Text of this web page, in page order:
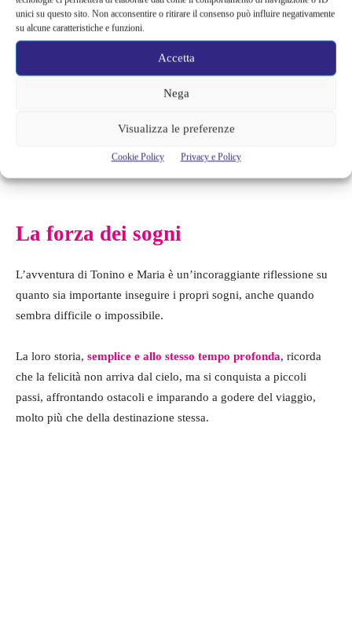
unici su questo sito. Non acconsentire o ritirare il consenso può influire negativamente
su alcune caratteristiche e funzioni.
Accetta
Nega
Visualizza le preferenze
Cookie Policy
Privacy e Policy
La forza dei sogni
L’avventura di Tonino e Maria è un’incoraggiante riflessione su
quanto sia importante inseguire i propri sogni, anche quando
sembra difficile o impossibile.
La loro storia, semplice e allo stesso tempo profonda, ricorda
che la felicità non arriva dal cielo, ma si conquista a piccoli
passi, affrontando ostacoli e imparando a godere del viaggio,
molto più che della destinazione stessa.